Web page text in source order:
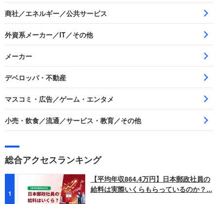
商社／エネルギー／公共サービス
外資系メーカー／IT／その他
メーカー
デベロッパ・不動産
マスコミ・広告／ゲーム・エンタメ
小売・飲食／流通／サービス・教育／その他
総合アクセスランキング
1
【平均年収864.4万円】日本郵政社員の
給料は実際いくらもらっているのか？...